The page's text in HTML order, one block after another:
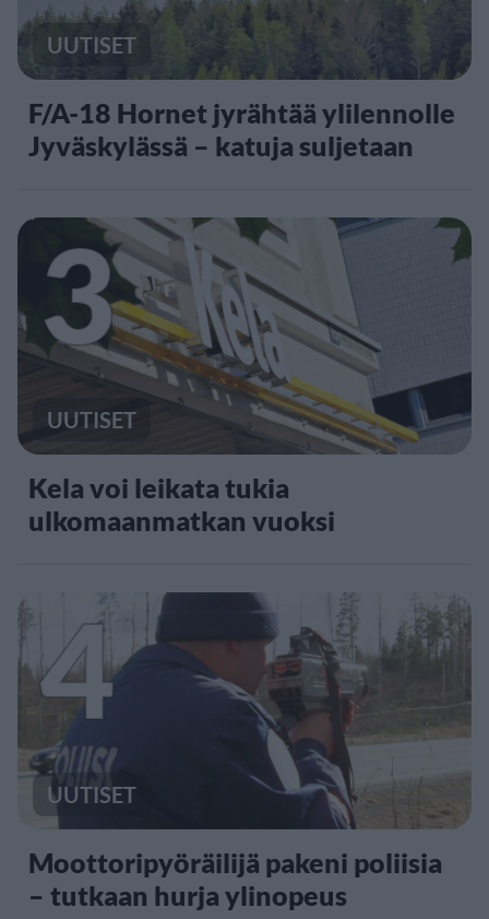
UUTISET
F/A-18 Hornet jyrähtää ylilennolle
Jyväskylässä – katuja suljetaan
3
UUTISET
Kela voi leikata tukia
ulkomaanmatkan vuoksi
4
UUTISET
Moottoripyöräilijä pakeni poliisia
– tutkaan hurja ylinopeus